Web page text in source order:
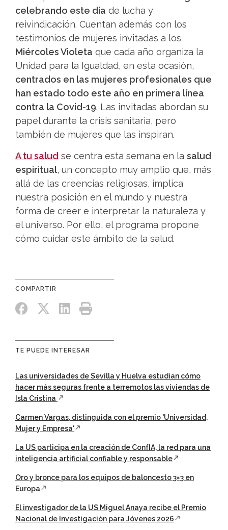
celebrando este día de lucha y
reivindicación. Cuentan además con los
testimonios de mujeres invitadas a los
Miércoles Violeta que cada año organiza la
Unidad para la Igualdad, en esta ocasión,
centrados en las mujeres profesionales que
han estado todo este año en primera línea
contra la Covid-19. Las invitadas abordan su
papel durante la crisis sanitaria, pero
también de mujeres que las inspiran.
A tu salud se centra esta semana en la salud
espiritual, un concepto muy amplio que, más
allá de las creencias religiosas, implica
nuestra posición en el mundo y nuestra
forma de creer e interpretar la naturaleza y
el universo. Por ello, el programa propone
cómo cuidar este ámbito de la salud.
TE PUEDE INTERESAR
Las universidades de Sevilla y Huelva estudian cómo
hacer más seguras frente a terremotos las viviendas de
Isla Cristina
Carmen Vargas, distinguida con el premio 'Universidad,
Mujer y Empresa'
La US participa en la creación de ConfIA, la red para una
inteligencia artificial confiable y responsable
Oro y bronce para los equipos de baloncesto 3×3 en
Europa
El investigador de la US Miguel Anaya recibe el Premio
Nacional de Investigación para Jóvenes 2026